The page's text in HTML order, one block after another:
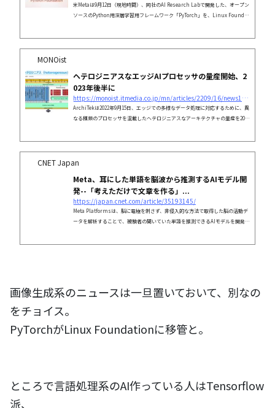
米Metaは9月12日（現地時間）、同社のAI Research Labで開発した、オープン
ソースのPython用深層学習用フレームワーク「PyTorch」を、Linux Foundat
MONOist
ヘテロジニアスなエッジAIプロセッサの量産開始、2
023年後半に
https://monoist.itmedia.co.jp/mn/articles/2209/16/news127.html
ArchiTekは2022年9月15日、エッジでの多様なデータ処理に対応するために、異
なる種類のプロセッサを混載したヘテロジニアスなアーキテクチャの量産を2023
CNET Japan
Meta、耳にした単語を脳波から推測するAIモデル開
発--「考えただけで文章を作る」...
https://japan.cnet.com/article/35193145/
Meta Platformsは、脳に電極を刺さず、非侵入的な方法で取得した脳の活動デ
ータを解析することで、被験者の聞いていた単語を推測できるAIモデルを開発し
画像生成系のニュースは一旦置いておいて、別なの
をチョイス。
PyTorchがLinux Foundationに移管と。
ところで言語処理系のAI作っている人はTensorflow
派、